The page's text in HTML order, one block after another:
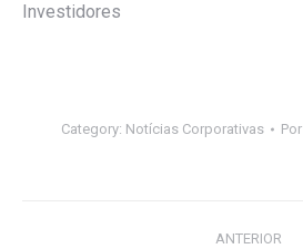
Investidores
Category: Notícias Corporativas Por
ANTERIOR